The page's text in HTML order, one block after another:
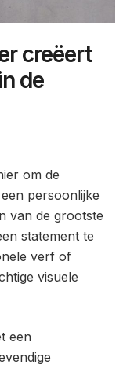
creëert
de
om de
persoonlijke
van de grootste
statement te
verf of
visuele
een